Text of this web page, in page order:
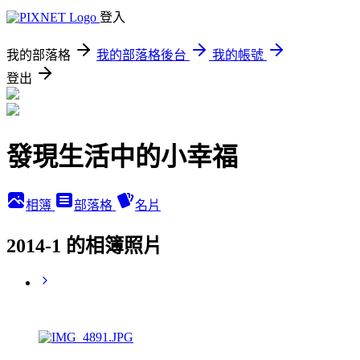
登入
我的部落格 我的部落格後台
我的帳號
登出
發現生活中的小幸福
相簿 部落格 名片
2014-1 的相簿照片